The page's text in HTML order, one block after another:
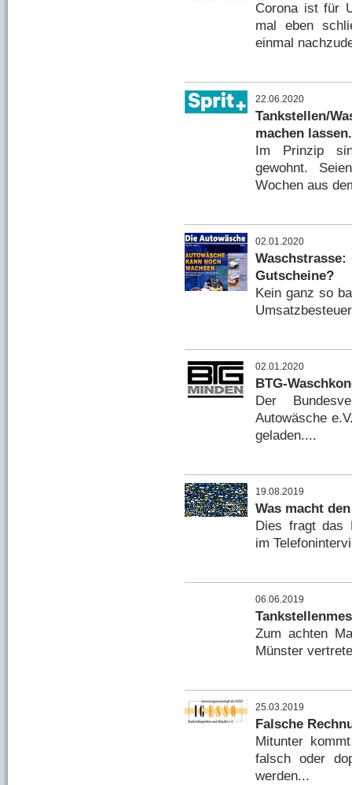
Corona ist für
mal eben
einmal
22.06.2020
Tankstellen/
machen
Im Prinzip
gewohnt.
Wochen aus
02.01.2020
Gutscheine?
Kein ganz so
02.01.2020
BTG-
Der
Autowäsche
geladen....
19.08.2019
Was macht
Dies fragt das
im
06.06.2019
Zum achten
Münster
25.03.2019
Falsche
Mitunter
falsch oder
werden...